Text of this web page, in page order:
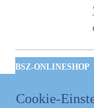
BSZ-ONLINESHOP
Cookie-